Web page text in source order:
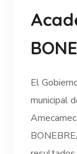
El
municipal